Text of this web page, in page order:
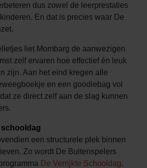
dus zowel de leerprestaties
En dat is precies waar De
liet Mombarg de aanwezigen
zelf ervaren hoe effectief én leuk
zijn. Aan het eind kregen alle
en een goodiebag vol
ze direct zelf aan de slag kunnen
een structurele plek binnen
Zo wordt De Buitenspelers
De Verrijkte Schooldag.